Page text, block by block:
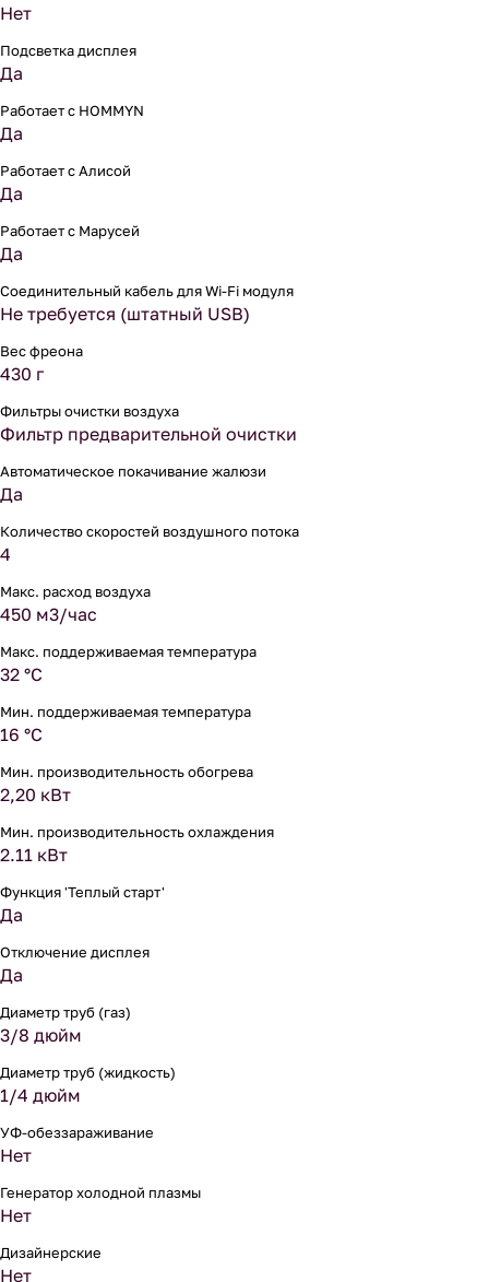
Нет
Подсветка дисплея
Да
Работает с HOMMYN
Да
Работает с Алисой
Да
Работает с Марусей
Да
Соединительный кабель для Wi-Fi модуля
Не требуется (штатный USB)
Вес фреона
430 г
Фильтры очистки воздуха
Фильтр предварительной очистки
Автоматическое покачивание жалюзи
Да
Количество скоростей воздушного потока
4
Макс. расход воздуха
450 м3/час
Макс. поддерживаемая температура
32 °С
Мин. поддерживаемая температура
16 °С
Мин. производительность обогрева
2,20 кВт
Мин. производительность охлаждения
2.11 кВт
Функция 'Теплый старт'
Да
Отключение дисплея
Да
Диаметр труб (газ)
3/8 дюйм
Диаметр труб (жидкость)
1/4 дюйм
УФ-обеззараживание
Нет
Генератор холодной плазмы
Нет
Дизайнерские
Нет